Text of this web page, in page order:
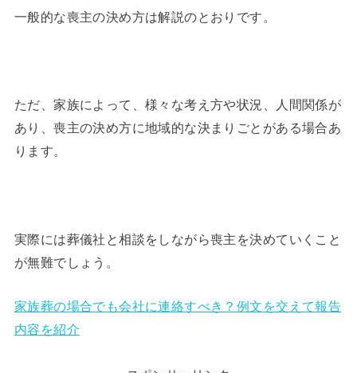
一般的な喪主の決め方は解説のとおりです。
ただ、家族によって、様々な考え方や状況、人間関係が
あり、喪主の決め方に地域的な決まりごとがある場合あ
ります。
実際には葬儀社と相談をしながら喪主を決めていくこと
が無難でしょう。
家族葬の場合でも会社に連絡すべき？例文を交えて報告
内容を紹介